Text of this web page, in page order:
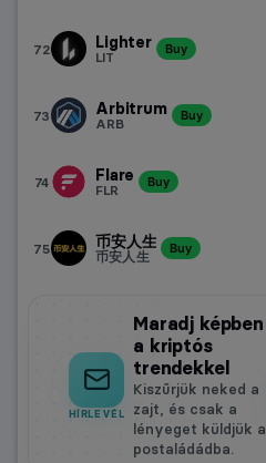
72 Lighter
LIT
Buy
73 Arbitrum
ARB
Buy
74 Flare
FLR
Buy
75 币安人生
币安人生
Buy
HÍRLEVÉL
Maradj képben
a kriptós
trendekkel
Kiszűrjük neked a
zajt, és csak a
lényeget küldjük a
postaládádba.